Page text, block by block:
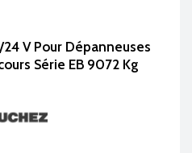
V Pour Dépanneuses
Série EB 9072 Kg